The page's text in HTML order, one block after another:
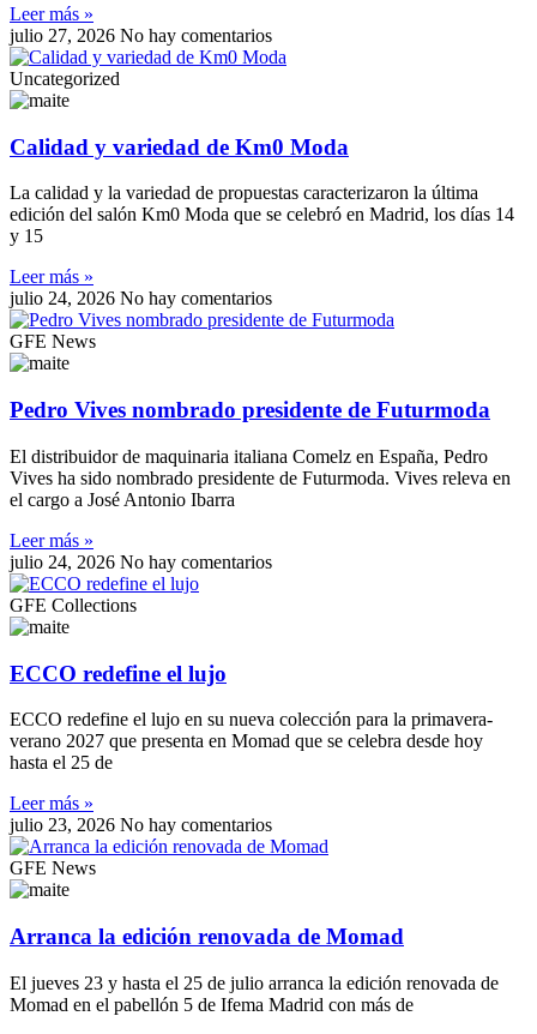
Leer más »
julio 27, 2026 No hay comentarios
Uncategorized
Calidad y variedad de Km0 Moda
La calidad y la variedad de propuestas caracterizaron la última
edición del salón Km0 Moda que se celebró en Madrid, los días 14
y 15
Leer más »
julio 24, 2026 No hay comentarios
GFE News
Pedro Vives nombrado presidente de Futurmoda
El distribuidor de maquinaria italiana Comelz en España, Pedro
Vives ha sido nombrado presidente de Futurmoda. Vives releva en
el cargo a José Antonio Ibarra
Leer más »
julio 24, 2026 No hay comentarios
GFE Collections
ECCO redefine el lujo
ECCO redefine el lujo en su nueva colección para la primavera-
verano 2027 que presenta en Momad que se celebra desde hoy
hasta el 25 de
Leer más »
julio 23, 2026 No hay comentarios
GFE News
Arranca la edición renovada de Momad
El jueves 23 y hasta el 25 de julio arranca la edición renovada de
Momad en el pabellón 5 de Ifema Madrid con más de